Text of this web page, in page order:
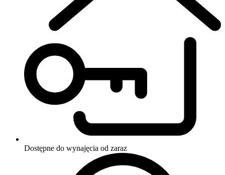
Dostępne do wynajęcia od zaraz